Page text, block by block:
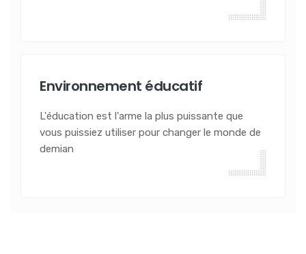
Environnement éducatif
L'éducation est l'arme la plus puissante que
vous puissiez utiliser pour changer le monde de
demian